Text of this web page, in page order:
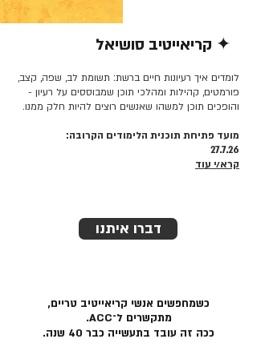
✦ קריאייטיב סושיאל
לומדים איך רעיונות חיים ברשת: תשומת לב, שפה, קצב,
פורמטים, קהילות ומהלכי תוכן שמבוססים על רעיון -
והופכים תוכן למשהו שאנשים רוצים להיות חלק ממנו.
מועד פתיחת תוכנית הלימודים הקרובה:
27.7.26
קרא/י עוד
דברו איתנו
כשמחפשים אנשי קריאייטיב טריים,
מתקשרים ל־ACC.
ככה זה עובד בתעשייה כבר 40 שנה.